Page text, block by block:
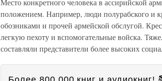
Место конкретного человека в ассирийской
положением. Например, люди полурабского и
обозниками и прочей армейской обслугой.
легкую пехоту и вспомогательные войска.
составляли представители более высоких